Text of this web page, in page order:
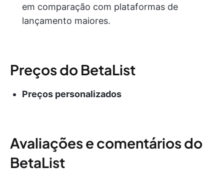
em comparação com plataformas de
lançamento maiores.
Preços do BetaList
Preços personalizados
Avaliações e comentários do
BetaList